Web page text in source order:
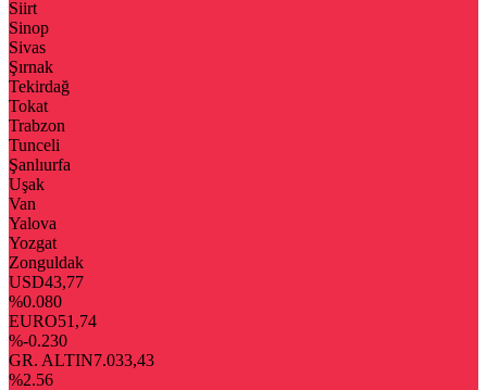
Siirt
Sinop
Sivas
Şırnak
Tekirdağ
Tokat
Trabzon
Tunceli
Şanlıurfa
Uşak
Van
Yalova
Yozgat
Zonguldak
USD43,77
%0.080
EURO51,74
%-0.230
GR. ALTIN7.033,43
%2.56